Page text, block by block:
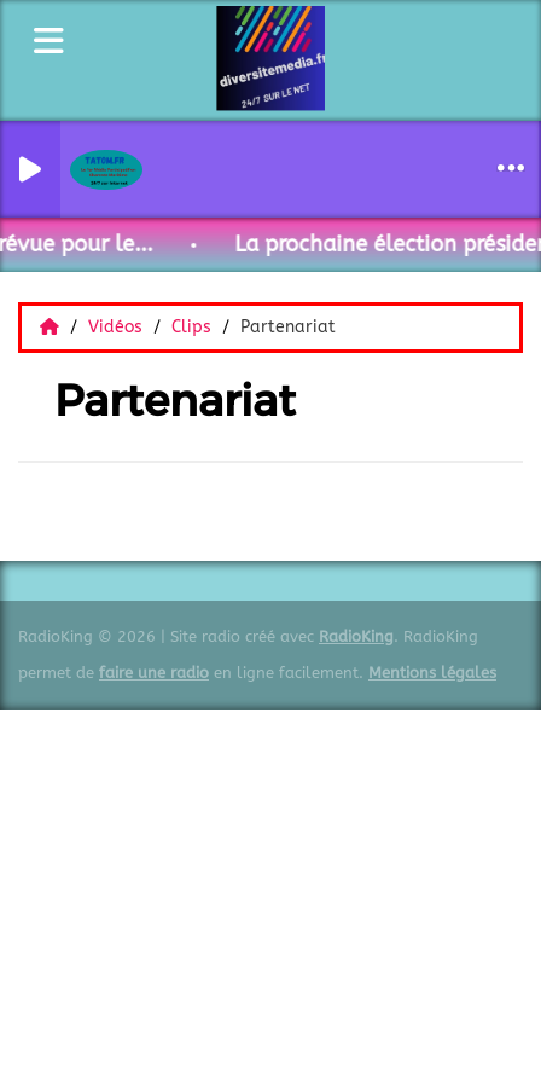
pour le... La prochaine élection
Vidéos Clips Partenariat
Partenariat
RadioKing © 2026 | Site radio créé avec RadioKing. RadioKing
permet de faire une radio en ligne facilement. Mentions légales